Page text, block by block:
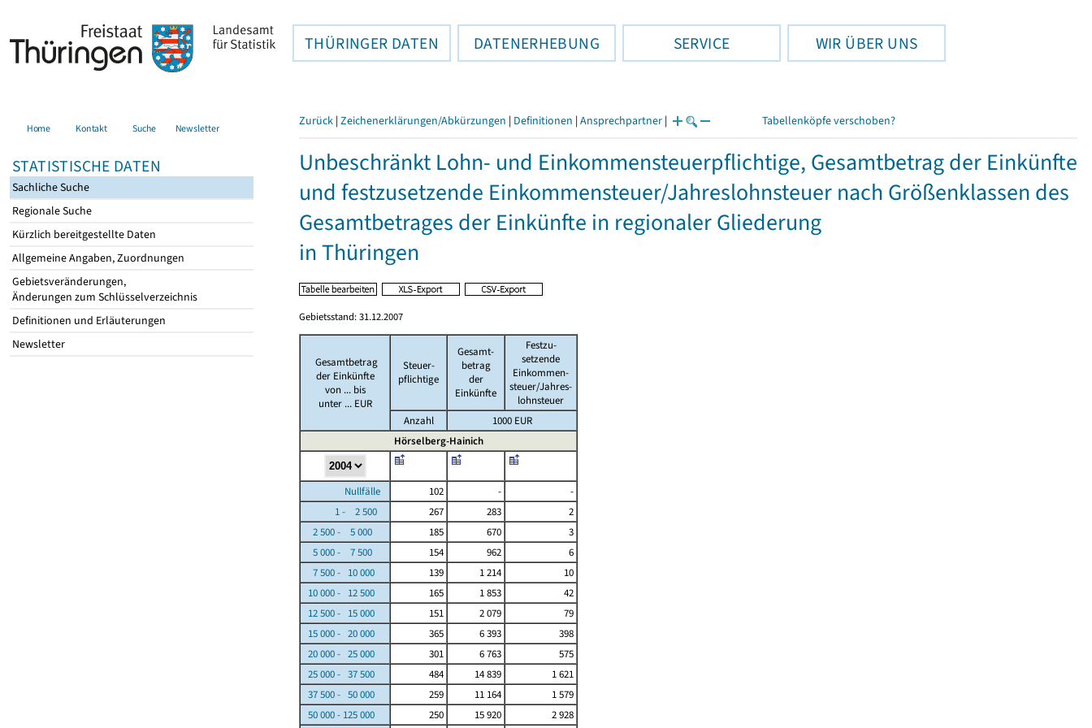
THÜRINGER DATEN DATENERHEBUNG SERVICE WIR ÜBER UNS
Home Kontakt Suche Newsletter
STATISTISCHE DATEN
Sachliche Suche
Regionale Suche
Kürzlich bereitgestellte Daten
Allgemeine Angaben, Zuordnungen
Gebietsveränderungen,
Änderungen zum Schlüsselverzeichnis
Definitionen und Erläuterungen
Newsletter
Zurück | Zeichenerklärungen/Abkürzungen | Definitionen | Ansprechpartner | Tabellenköpfe verschoben?
Unbeschränkt Lohn- und Einkommensteuerpflichtige, Gesamtbetrag der Einkünfte
und festzusetzende Einkommensteuer/Jahreslohnsteuer nach Größenklassen des
Gesamtbetrages der Einkünfte in regionaler Gliederung
in Thüringen
Gebietsstand: 31.12.2007
Gesamtbetrag
der Einkünfte
von ... bis
unter ... EUR
Steuer-
pflichtige
Gesamt-
betrag
der
Einkünfte
Festzu-
setzende
Einkommen-
steuer/Jahres-
lohnsteuer
Anzahl
1000 EUR
Hörselberg-Hainich
Nullfälle 102 -
-
1 - 2 500
267 283
2
2 500 - 5 000
185 670
3
5 000 - 7 500
154 962
6
7 500 - 10 000
139 1 214
10
10 000 - 12 500
165 1 853
42
12 500 - 15 000
151 2 079
79
15 000 - 20 000
365 6 393
398
20 000 - 25 000
301 6 763
575
25 000 - 37 500
484 14 839
1 621
37 500 - 50 000
259 11 164
1 579
50 000 - 125 000
250 15 920 2 928